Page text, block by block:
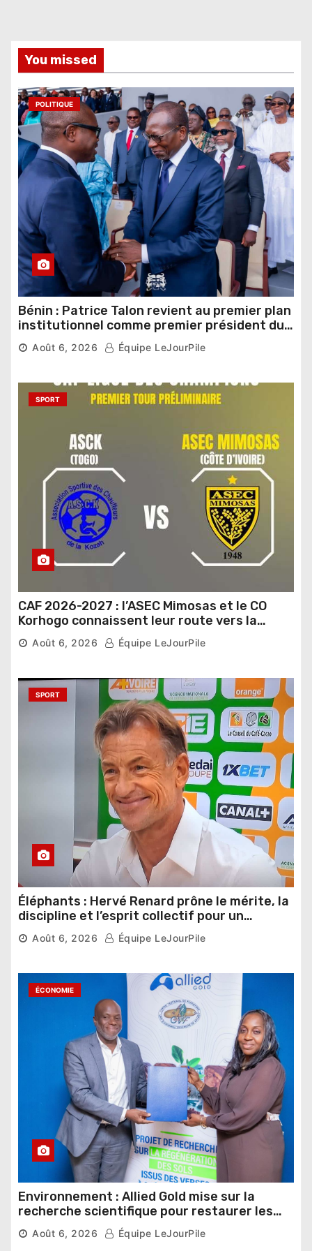
You missed
POLITIQUE
Bénin : Patrice Talon revient au premier plan
institutionnel comme premier président du
Sénat
Août 6, 2026 Équipe LeJourPile
SPORT
CAF 2026-2027 : l’ASEC Mimosas et le CO
Korhogo connaissent leur route vers la
phase de groupes
Août 6, 2026 Équipe LeJourPile
SPORT
Éléphants : Hervé Renard prône le mérite, la
discipline et l’esprit collectif pour un
nouveau départ
Août 6, 2026 Équipe LeJourPile
ÉCONOMIE
Environnement : Allied Gold mise sur la
recherche scientifique pour restaurer les
sols de ses sites miniers
Août 6, 2026 Équipe LeJourPile